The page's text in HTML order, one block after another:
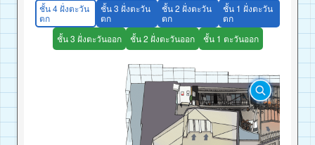
ชั้น 4 ฝั่งตะวัน
ตก
ชั้น 3 ฝั่งตะวัน
ตก
ชั้น 2 ฝั่งตะวัน
ตก
ชั้น 1 ฝั่งตะวัน
ตก
ชั้น 3 ฝั่งตะวันออก
ชั้น 2 ฝั่งตะวันออก ชั้น 1 ตะวันออก